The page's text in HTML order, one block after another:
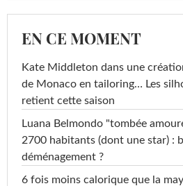
EN CE MOMENT
Kate Middleton dans une
de Monaco en tailoring… Les
retient cette saison
Luana Belmondo "tombée
2700 habitants (dont une star) :
déménagement ?
6 fois moins calorique que la